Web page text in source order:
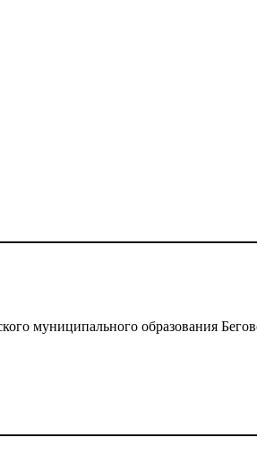
муниципального образования